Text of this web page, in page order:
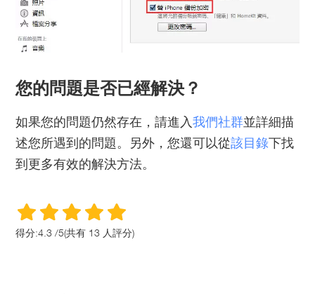
您的問題是否已經解決？
如果您的問題仍然存在，請進入我們社群並詳細描
述您所遇到的問題。另外，您還可以從該目錄下找
到更多有效的解決方法。
得分:4.3 /5(共有 13 人評分)